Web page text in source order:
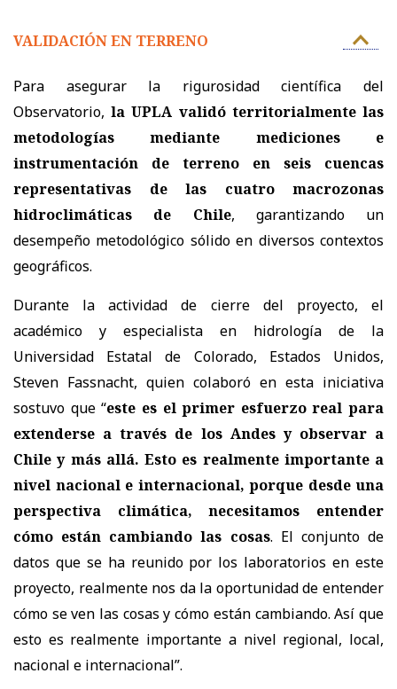
VALIDACIÓN EN TERRENO
Para asegurar la rigurosidad científica del
Observatorio, la UPLA validó territorialmente las
metodologías mediante mediciones e
instrumentación de terreno en seis cuencas
representativas de las cuatro macrozonas
hidroclimáticas de Chile, garantizando un
desempeño metodológico sólido en diversos contextos
geográficos.
Durante la actividad de cierre del proyecto, el
académico y especialista en hidrología de la
Universidad Estatal de Colorado, Estados Unidos,
Steven Fassnacht, quien colaboró en esta iniciativa
sostuvo que “este es el primer esfuerzo real para
extenderse a través de los Andes y observar a
Chile y más allá. Esto es realmente importante a
nivel nacional e internacional, porque desde una
perspectiva climática, necesitamos entender
cómo están cambiando las cosas. El conjunto de
datos que se ha reunido por los laboratorios en este
proyecto, realmente nos da la oportunidad de entender
cómo se ven las cosas y cómo están cambiando. Así que
esto es realmente importante a nivel regional, local,
nacional e internacional”.